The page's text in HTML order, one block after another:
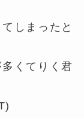
しまったと
くてりく君